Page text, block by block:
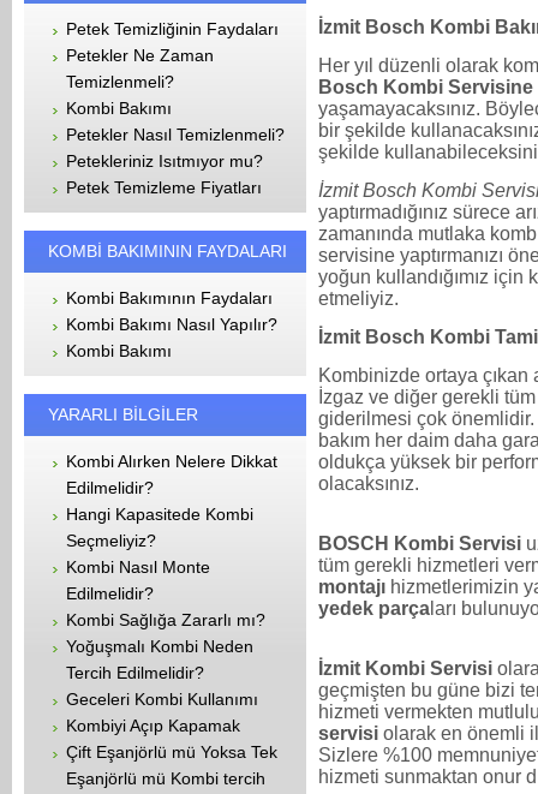
Petek Temizliğinin Faydaları
Petekler Ne Zaman
Temizlenmeli?
Kombi Bakımı
Petekler Nasıl Temizlenmeli?
Petekleriniz Isıtmıyor mu?
Petek Temizleme Fiyatları
KOMBİ BAKIMININ FAYDALARI
Kombi Bakımının Faydaları
Kombi Bakımı Nasıl Yapılır?
Kombi Bakımı
YARARLI BİLGİLER
Kombi Alırken Nelere Dikkat
Edilmelidir?
Hangi Kapasitede Kombi
Seçmeliyiz?
Kombi Nasıl Monte
Edilmelidir?
Kombi Sağlığa Zararlı mı?
Yoğuşmalı Kombi Neden
Tercih Edilmelidir?
Geceleri Kombi Kullanımı
Kombiyi Açıp Kapamak
Çift Eşanjörlü mü Yoksa Tek
Eşanjörlü mü Kombi tercih
İzmit Bosch Kombi
Her yıl düzenli olarak
Bosch Kombi Servisine
yaşamayacaksınız.
bir şekilde
şekilde
İzmit Bosch Kombi
yaptırmadığınız sürece
zamanında mutlaka
servisine yaptırmanızı
yoğun kullandığımız için
etmeliyiz.
İzmit Bosch Kombi
Kombinizde ortaya çıkan
İzgaz ve diğer gerekli
giderilmesi çok önemlidir.
bakım her daim daha
oldukça yüksek bir
olacaksınız.
BOSCH Kombi Servisi
tüm gerekli hizmetleri
montajı hizmetlerimizin
yedek parça ları
İzmit Kombi Servisi
geçmişten bu güne bizi
hizmeti vermekten
servisi olarak en önemli
Sizlere %100
hizmeti sunmaktan onur